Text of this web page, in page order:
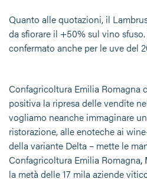
Quanto alle quotazioni, il
da sfiorare il +50% sul vino
confermato anche per le uve del
Confagricoltura Emilia Romagna
positiva la ripresa delle vendite
vogliamo neanche immaginare
ristorazione, alle enoteche ai
della variante Delta – mette le
Confagricoltura Emilia Romagna,
la metà delle 17 mila aziende